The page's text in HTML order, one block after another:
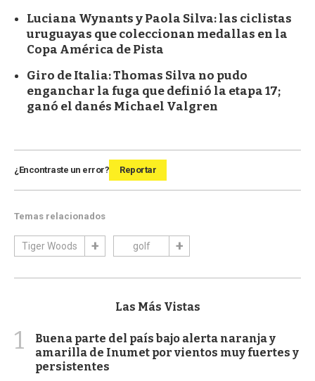
Luciana Wynants y Paola Silva: las ciclistas
uruguayas que coleccionan medallas en la
Copa América de Pista
Giro de Italia: Thomas Silva no pudo
enganchar la fuga que definió la etapa 17;
ganó el danés Michael Valgren
¿Encontraste un error? Reportar
Temas relacionados
Tiger Woods golf
Las Más Vistas
1
Buena parte del país bajo alerta naranja y
amarilla de Inumet por vientos muy fuertes y
persistentes